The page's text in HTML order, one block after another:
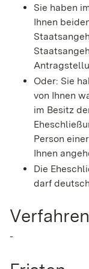
Sie haben
Ihnen
Oder: Sie
von Ihnen
im Besitz
Person
Ihnen
Die
darf
-